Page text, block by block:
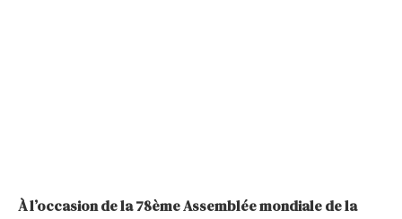
À l’occasion de la 78ème Assemblée mondiale de la